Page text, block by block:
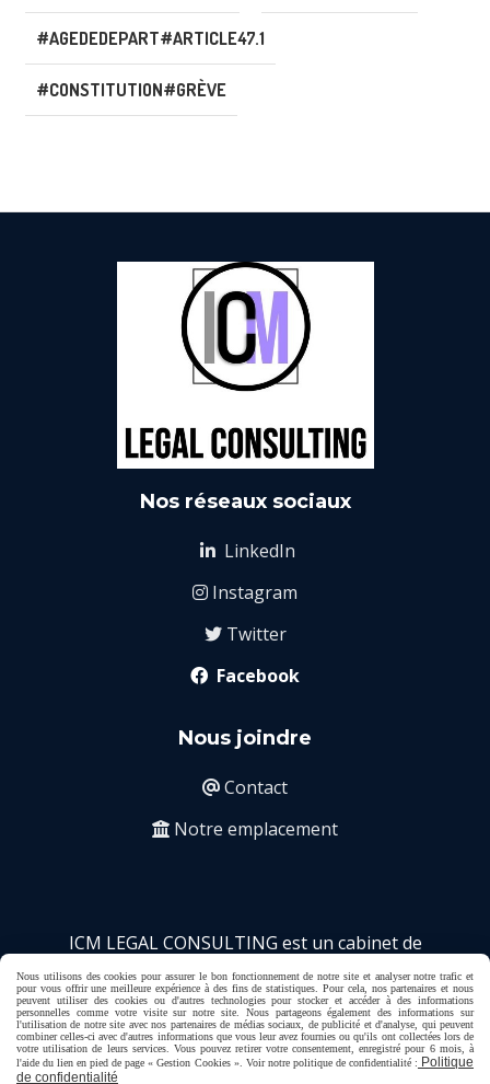
#AGEDEDEPART#ARTICLE47.1
#CONSTITUTION#GRÈVE
Nos réseaux sociaux
 LinkedIn
 Instagram
Twitter
 Facebook
Nous joindre
 Contact
 Notre emplacement
ICM LEGAL CONSULTING est un cabinet de
conseils et également reconnu comme organisme
de formation par Déclaration d'activité enregistrée
sous le numéro 11911031491 auprès du Préfet de
la Région d'Ile-de-France.
Nous utilisons des cookies pour assurer le bon fonctionnement de notre site et analyser notre trafic et
pour vous offrir une meilleure expérience à des fins de statistiques. Pour cela, nos partenaires et nous
peuvent utiliser des cookies ou d'autres technologies pour stocker et accéder à des informations
personnelles comme votre visite sur notre site. Nous partageons également des informations sur
l'utilisation de notre site avec nos partenaires de médias sociaux, de publicité et d'analyse, qui peuvent
combiner celles-ci avec d'autres informations que vous leur avez fournies ou qu'ils ont collectées lors de
votre utilisation de leurs services. Vous pouvez retirer votre consentement, enregistré pour 6 mois, à
l'aide du lien en pied de page « Gestion Cookies ». Voir notre politique de confidentialité : Politique
de confidentialité